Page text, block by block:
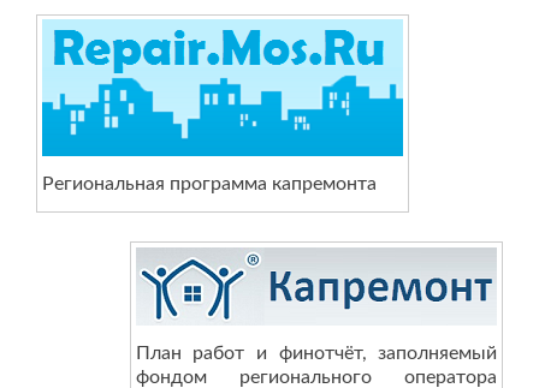
Региональная программа капремонта
План работ и финотчёт, заполняемый
фондом регионального оператора